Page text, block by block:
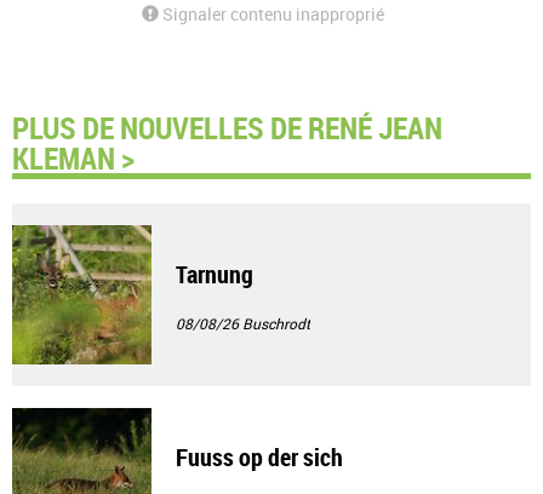
Signaler contenu inapproprié
PLUS DE NOUVELLES DE RENÉ JEAN
KLEMAN >
Tarnung
08/08/26Buschrodt
Fuuss op der sich